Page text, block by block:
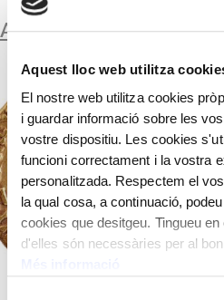
Aquest lloc web utilitza
El nostre web utilitza cookies
i guardar informació sobre les
vostre dispositiu. Les cookies
funcioni correctament i la vostra
personalitzada. Respectem el
la qual cosa, a continuació,
cookies que desitgeu. Tingueu
d'elles són necessàries per al
AURI